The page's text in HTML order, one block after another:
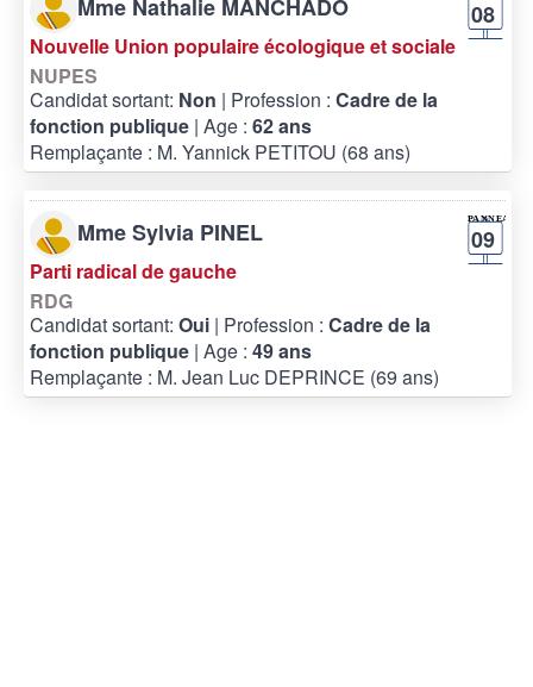
Mme Nathalie MANCHADO 08
Nouvelle Union populaire écologique et sociale
NUPES
Candidat sortant: Non | Profession : Cadre de la
fonction publique | Age : 62 ans
Remplaçante : M. Yannick PETITOU (68 ans)
Mme Sylvia PINEL 09
Parti radical de gauche
RDG
Candidat sortant: Oui | Profession : Cadre de la
fonction publique | Age : 49 ans
Remplaçante : M. Jean Luc DEPRINCE (69 ans)